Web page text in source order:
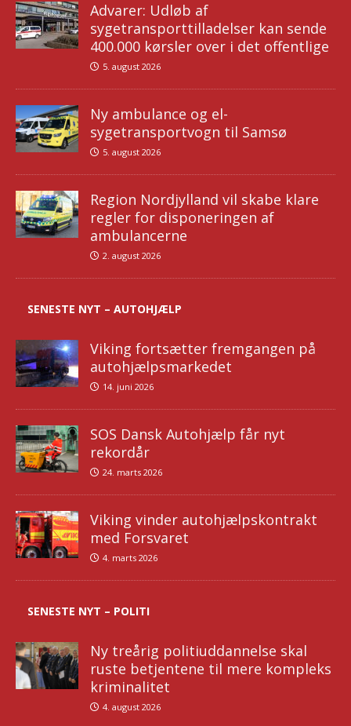
Advarer: Udløb af
sygetransporttilladelser kan sende
400.000 kørsler over i det offentlige
5. august 2026
Ny ambulance og el-
sygetransportvogn til Samsø
5. august 2026
Region Nordjylland vil skabe klare
regler for disponeringen af
ambulancerne
2. august 2026
SENESTE NYT – AUTOHJÆLP
Viking fortsætter fremgangen på
autohjælpsmarkedet
14. juni 2026
SOS Dansk Autohjælp får nyt
rekordår
24. marts 2026
Viking vinder autohjælpskontrakt
med Forsvaret
4. marts 2026
SENESTE NYT – POLITI
Ny treårig politiuddannelse skal
ruste betjentene til mere kompleks
kriminalitet
4. august 2026